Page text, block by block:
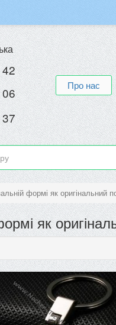
Про нас
формі як оригінальний
як